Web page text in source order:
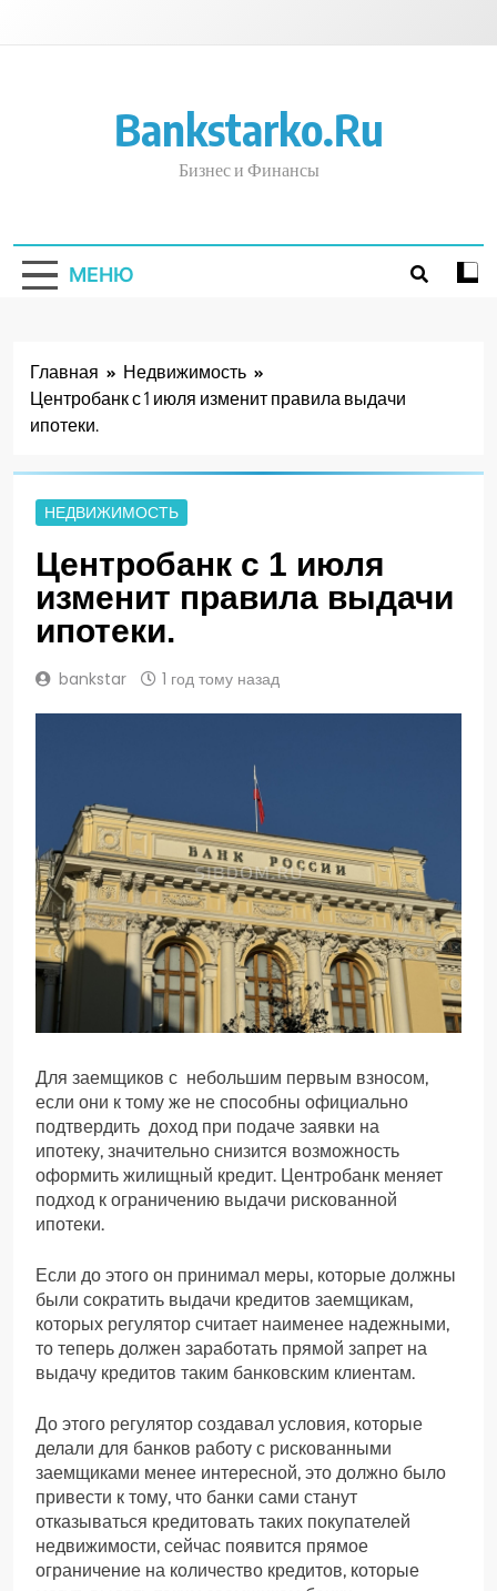
Bankstarko.ru
Бизнес и Финансы
МЕНЮ
Главная
Недвижимость
Центробанк с 1 июля изменит правила выдачи
ипотеки.
НЕДВИЖИМОСТЬ
Центробанк с 1 июля
изменит правила выдачи
ипотеки.
bankstar 1 год тому назад
Для заемщиков с небольшим первым взносом,
если они к тому же не способны официально
подтвердить доход при подаче заявки на
ипотеку, значительно снизится возможность
оформить жилищный кредит. Центробанк меняет
подход к ограничению выдачи рискованной
ипотеки.
Если до этого он принимал меры, которые должны
были сократить выдачи кредитов заемщикам,
которых регулятор считает наименее надежными,
то теперь должен заработать прямой запрет на
выдачу кредитов таким банковским клиентам.
До этого регулятор создавал условия, которые
делали для банков работу с рискованными
заемщиками менее интересной, это должно было
привести к тому, что банки сами станут
отказываться кредитовать таких покупателей
недвижимости, сейчас появится прямое
ограничение на количество кредитов, которые